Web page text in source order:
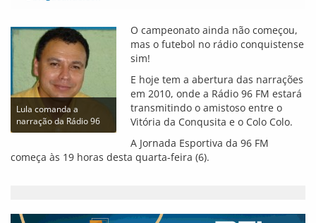
Lula comanda a
narração da Rádio 96
O campeonato ainda não começou,
mas o futebol no rádio conquistense
sim!
E hoje tem a abertura das narrações
em 2010, onde a Rádio 96 FM estará
transmitindo o amistoso entre o
Vitória da Conqusita e o Colo Colo.
A Jornada Esportiva da 96 FM
começa às 19 horas desta quarta-feira (6).